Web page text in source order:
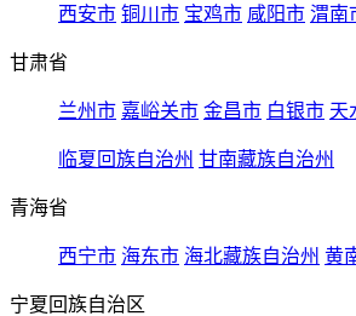
西安市 铜川市 宝鸡市 咸阳市 渭南
甘肃省
兰州市 嘉峪关市 金昌市 白银市 天
临夏回族自治州 甘南藏族自治州
青海省
西宁市 海东市 海北藏族自治州 黄
宁夏回族自治区